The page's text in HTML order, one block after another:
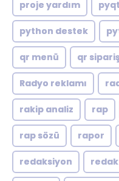
proje yardım
python destek
qr menü qr
Radyo reklamı
rakip analiz rap
rap sözü rapor
redaksiyon